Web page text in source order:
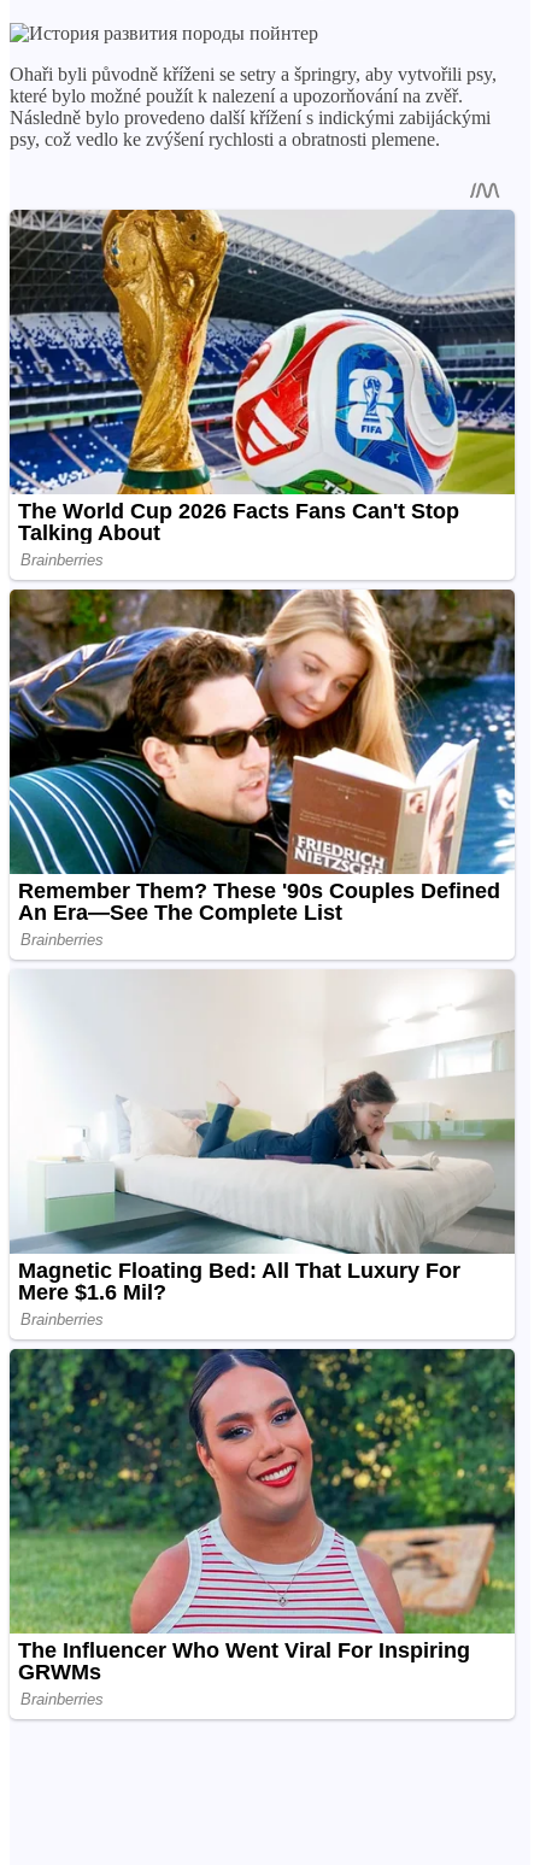
Ohaři byli původně kříženi se setry a špringry, aby vytvořili psy,
které bylo možné použít k nalezení a upozorňování na zvěř.
Následně bylo provedeno další křížení s indickými zabijáckými
psy, což vedlo ke zvýšení rychlosti a obratnosti plemene.